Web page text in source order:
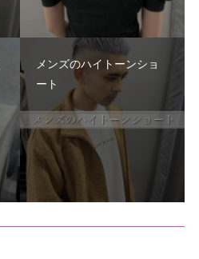
メンズのハイトーンショ
ート